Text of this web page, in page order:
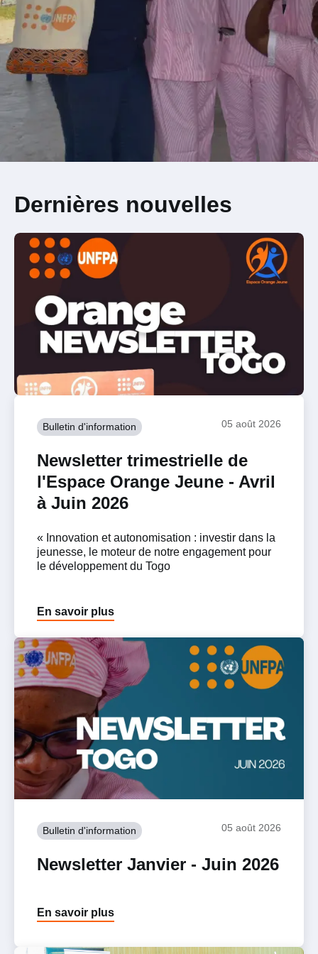
Dernières nouvelles
Bulletin d'information 05 août 2026
Newsletter trimestrielle de
l'Espace Orange Jeune - Avril
à Juin 2026
« Innovation et autonomisation : investir dans la
jeunesse, le moteur de notre engagement pour
le développement du Togo
En savoir plus
Bulletin d'information 05 août 2026
Newsletter Janvier - Juin 2026
En savoir plus